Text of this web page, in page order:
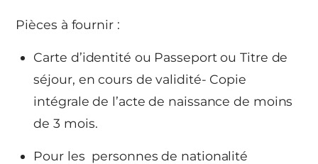
Pièces à fournir :
Carte d’identité ou Passeport ou Titre de
séjour, en cours de validité- Copie
intégrale de l’acte de naissance de moins
de 3 mois.
Pour les personnes de nationalité